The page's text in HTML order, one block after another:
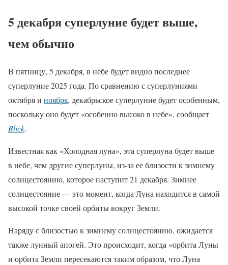
5 декабря суперлуние будет выше,
чем обычно
В пятницу, 5 декабря, в небе будет видно последнее
суперлуние 2025 года. По сравнению с суперлуниями
октября и ноября, декабрьское суперлуние будет особенным,
поскольку оно будет «особенно высоко в небе», сообщает
Blick.
Известная как «Холодная луна», эта суперлуна будет выше
в небе, чем другие суперлуны, из-за ее близости к зимнему
солнцестоянию, которое наступит 21 декабря. Зимнее
солнцестояние — это момент, когда Луна находится в самой
высокой точке своей орбиты вокруг Земли.
Наряду с близостью к зимнему солнцестоянию, ожидается
также лунный апогей. Это происходит, когда «орбита Луны
и орбита Земли пересекаются таким образом, что Луна